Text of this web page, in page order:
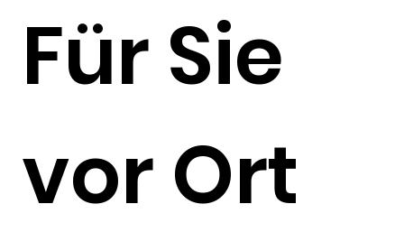
Für Sie
vor Ort